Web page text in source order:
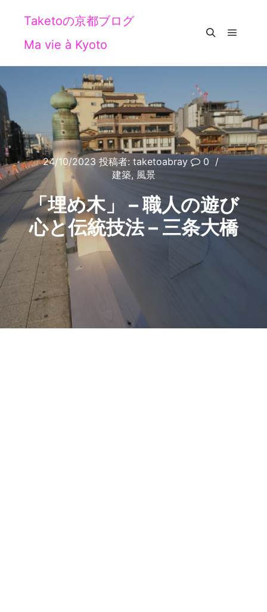
Taketoの京都ブログ
Ma vie à Kyoto
24/10/2023 投稿者: taketoabray
0
建築, 風景
「埋め木」 – 職人の遊び
心と伝統技法 – 三条大橋